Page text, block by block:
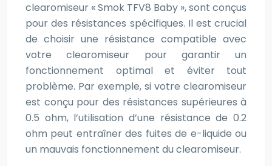
clearomiseur « Smok TFV8 Baby », sont conçus
pour des résistances spécifiques. Il est crucial
de choisir une résistance compatible avec
votre clearomiseur pour garantir un
fonctionnement optimal et éviter tout
problème. Par exemple, si votre clearomiseur
est conçu pour des résistances supérieures à
0.5 ohm, l’utilisation d’une résistance de 0.2
ohm peut entraîner des fuites de e-liquide ou
un mauvais fonctionnement du clearomiseur.